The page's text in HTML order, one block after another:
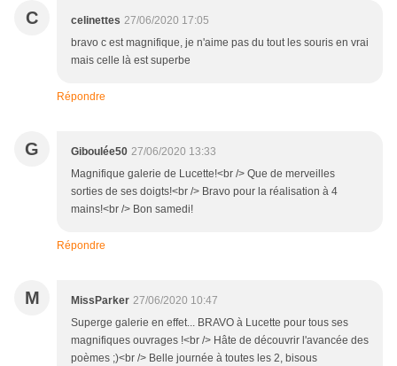
C celinettes 27/06/2020 17:05
bravo c est magnifique, je n'aime pas du tout les souris en vrai
mais celle là est superbe
Répondre
G Giboulée50 27/06/2020 13:33
Magnifique galerie de Lucette!<br /> Que de merveilles
sorties de ses doigts!<br /> Bravo pour la réalisation à 4
mains!<br /> Bon samedi!
Répondre
M MissParker 27/06/2020 10:47
Superge galerie en effet... BRAVO à Lucette pour tous ses
magnifiques ouvrages !<br /> Hâte de découvrir l'avancée des
poèmes ;)<br /> Belle journée à toutes les 2, bisous